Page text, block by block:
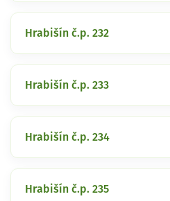
Hrabišín č.p. 232
Hrabišín č.p. 233
Hrabišín č.p. 234
Hrabišín č.p. 235